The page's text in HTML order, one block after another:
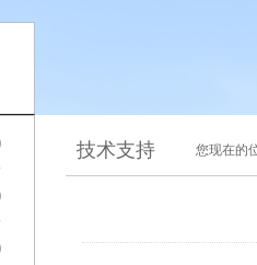
技术支持 您现在的